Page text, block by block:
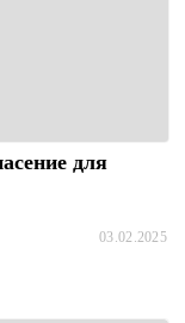
для
03.02.2025